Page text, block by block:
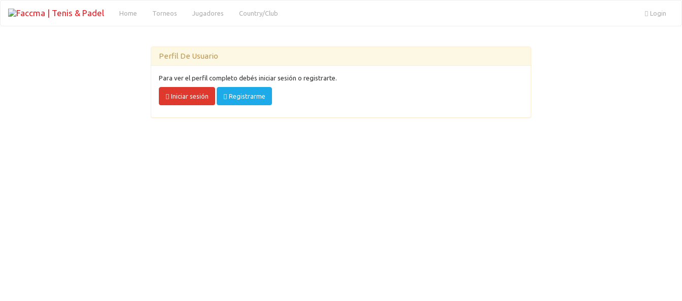
Home (current)Torneos Jugadores Country/Club Login
Perfil De Usuario
Para ver el perfil completo debés iniciar sesión o registrarte.
Iniciar sesión Registrarme